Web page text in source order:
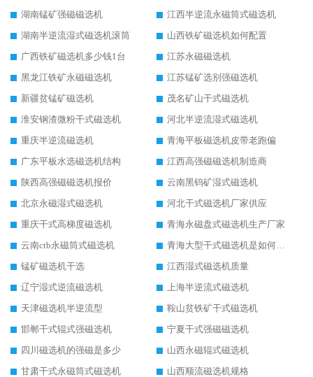
湖南锰矿强磁磁选机
江西半逆流永磁筒式磁选机
湖南半逆流湿式磁选机滚筒
山西铁矿磁选机如何配置
广西铁矿磁选机多少钱1台
江苏永磁磁选机
黑龙江铁矿永磁磁选机
江苏锰矿选别强磁选机
新疆贫锰矿磁选机
茂名矿山干式磁选机
淮安钢渣微粉干式磁选机
河北半逆流湿式磁选机
重庆半逆流磁选机
青海平板磁选机皮带老跑偏
广东平板水选磁选机结构
江西高强磁磁选机制造商
陕西高强磁磁选机报价
云南黑钨矿湿式磁选机
北京永磁湿式磁选机
河北干式磁选机厂家供应
重庆干式高梯度磁选机
青海永磁盘式磁选机生产厂家
云南ctb永磁筒式磁选机
青海大型干式磁选机是如何选矿的
锰矿磁选机干选
江西湿式磁选机质量
辽宁湿式逆流磁选机
上海半逆流式磁选机
天津磁选机半逆流型
鞍山贫铁矿干式磁选机
邯郸干式辊式强磁选机
宁夏干式强磁磁选机
四川磁选机的强磁是多少
山西永磁辊式磁选机
甘肃干式永磁筒式磁选机
山西顺流磁选机规格